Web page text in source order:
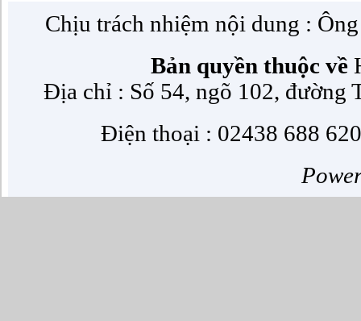
Chịu trách nhiệm nội dung :
Bản quyền thuộc về
Địa chỉ : Số 54, ngõ 102, đường
Điện thoại : 02438 688